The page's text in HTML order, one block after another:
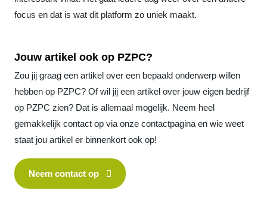
focus en dat is wat dit platform zo uniek maakt.
Jouw artikel ook op PZPC?
Zou jij graag een artikel over een bepaald onderwerp willen
hebben op PZPC? Of wil jij een artikel over jouw eigen bedrijf
op PZPC zien? Dat is allemaal mogelijk. Neem heel
gemakkelijk contact op via onze contactpagina en wie weet
staat jou artikel er binnenkort ook op!
Neem contact op